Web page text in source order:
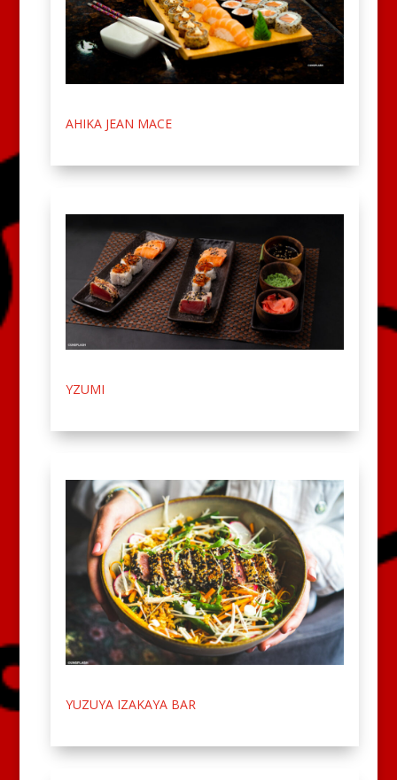
AHIKA JEAN MACE
YZUMI
YUZUYA IZAKAYA BAR